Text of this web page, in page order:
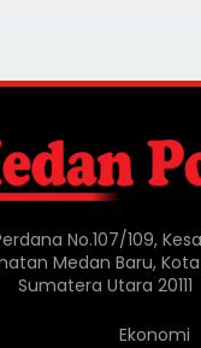
No.107/109,
Medan Baru,
Sumatera Utara 20111
Ekonomi